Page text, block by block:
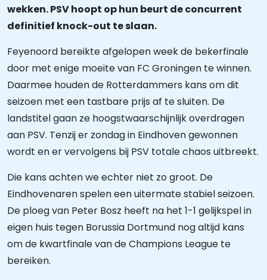
wekken. PSV hoopt op hun beurt de concurrent
definitief knock-out te slaan.
Feyenoord bereikte afgelopen week de bekerfinale
door met enige moeite van FC Groningen te winnen.
Daarmee houden de Rotterdammers kans om dit
seizoen met een tastbare prijs af te sluiten. De
landstitel gaan ze hoogstwaarschijnlijk overdragen
aan PSV. Tenzij er zondag in Eindhoven gewonnen
wordt en er vervolgens bij PSV totale chaos uitbreekt.
Die kans achten we echter niet zo groot. De
Eindhovenaren spelen een uitermate stabiel seizoen.
De ploeg van Peter Bosz heeft na het 1-1 gelijkspel in
eigen huis tegen Borussia Dortmund nog altijd kans
om de kwartfinale van de Champions League te
bereiken.